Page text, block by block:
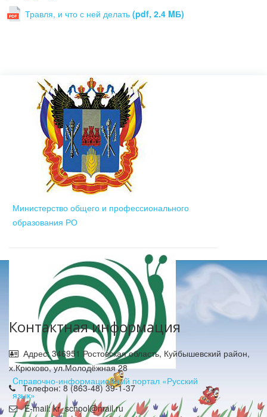
Травля, и что с ней делать (pdf, 2.4 MБ)
Министерство общего и профессионального
образования РО
Cправочно-информационный портал «Русский
язык»
Контактная информация
Адрес: 346951 Ростовская область, Куйбышевский район,
х.Крюково, ул.Молодёжная 28
Телефон: 8 (863-48) 39-1-37
E-mail: kr_school@mail.ru